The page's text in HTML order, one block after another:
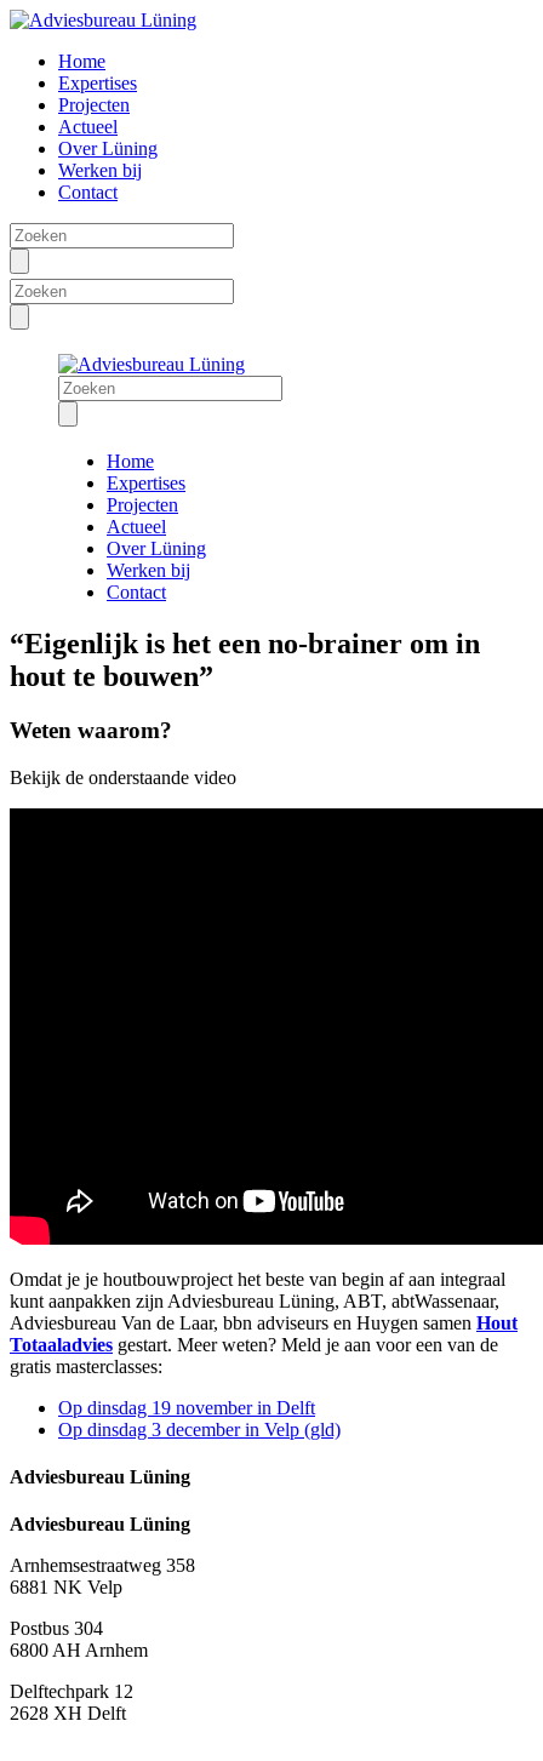
Home
Expertises
Projecten
Actueel
Over Lüning
Werken bij
Contact
Home
Expertises
Projecten
Actueel
Over Lüning
Werken bij
Contact
“Eigenlijk is het een no-brainer om in
hout te bouwen”
Weten waarom?
Bekijk de onderstaande video
Omdat je je houtbouwproject het beste van begin af aan integraal
kunt aanpakken zijn Adviesbureau Lüning, ABT, abtWassenaar,
Adviesbureau Van de Laar, bbn adviseurs en Huygen samen Hout
Totaaladvies gestart. Meer weten? Meld je aan voor een van de
gratis masterclasses:
Op dinsdag 19 november in Delft
Op dinsdag 3 december in Velp (gld)
Adviesbureau Lüning
Adviesbureau Lüning
Arnhemsestraatweg 358
6881 NK Velp
Postbus 304
6800 AH Arnhem
Delftechpark 12
2628 XH Delft